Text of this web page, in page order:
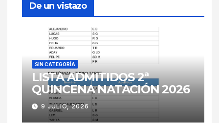
De un vistazo
SIN CATEGORÍA
LISTA ADMITIDOS 2ª
QUINCENA NATACIÓN 2026
9 JULIO, 2026